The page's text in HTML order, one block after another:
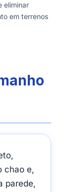
eliminar
em terrenos
chao e,
parede,